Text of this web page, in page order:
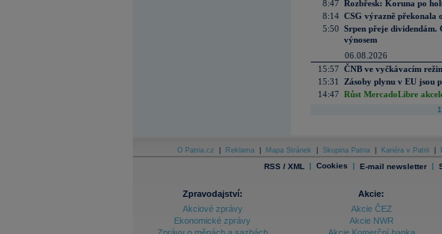
8:47 Rozbřesk: Koruna po
8:14 CSG výrazně překonala
5:50 Srpen přeje
výnosem
06.08.2026
15:57 ČNB ve vyčkávacím
15:31
Zásoby plynu v EU jsou
14:47 Růst MercadoLibre
1
O Patria.cz Reklama Mapa Stránek Skupina Patria Kariéra v Patrii
RSS / XML | Cookies | E-mail newsletter |
Zpravodajství:
Akciové zprávy
Ekonomické zprávy
Akcie:
Akcie ČEZ
Akcie NWR